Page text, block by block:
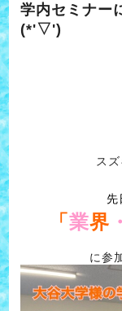
学内セミナー
(*'▽')
ス
先
「業界 ・
に参